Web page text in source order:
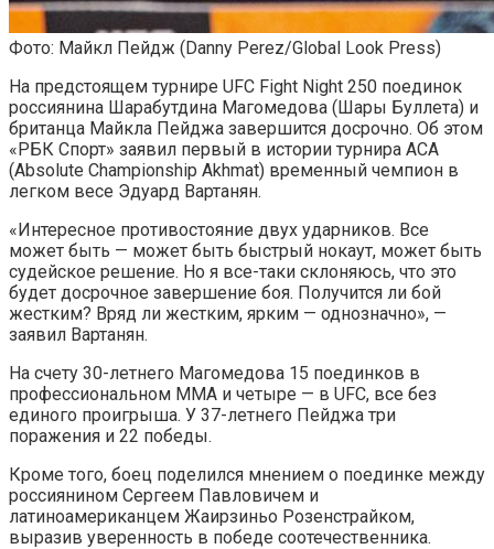
Фото: Майкл Пейдж (Danny Perez/Global Look Press)
На предстоящем турнире UFC Fight Night 250 поединок
россиянина Шарабутдина Магомедова (Шары Буллета) и
британца Майкла Пейджа завершится досрочно. Об этом
«РБК Спорт» заявил первый в истории турнира ACA
(Absolute Championship Akhmat) временный чемпион в
легком весе Эдуард Вартанян.
«Интересное противостояние двух ударников. Все
может быть — может быть быстрый нокаут, может быть
судейское решение. Но я все-таки склоняюсь, что это
будет досрочное завершение боя. Получится ли бой
жестким? Вряд ли жестким, ярким — однозначно», —
заявил Вартанян.
На счету 30-летнего Магомедова 15 поединков в
профессиональном ММА и четыре — в UFC, все без
единого проигрыша. У 37-летнего Пейджа три
поражения и 22 победы.
Кроме того, боец поделился мнением о поединке между
россиянином Сергеем Павловичем и
латиноамериканцем Жаирзиньо Розенстрайком,
выразив уверенность в победе соотечественника.